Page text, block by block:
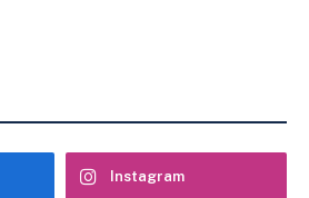
Instagram